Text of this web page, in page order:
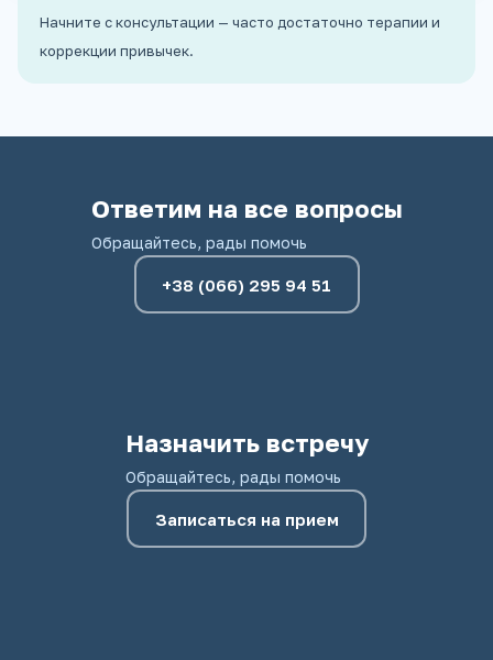
Начните с консультации — часто достаточно терапии и
коррекции привычек.
Ответим на все вопросы
Обращайтесь, рады помочь
+38 (066) 295 94 51
Назначить встречу
Обращайтесь, рады помочь
Записаться на прием